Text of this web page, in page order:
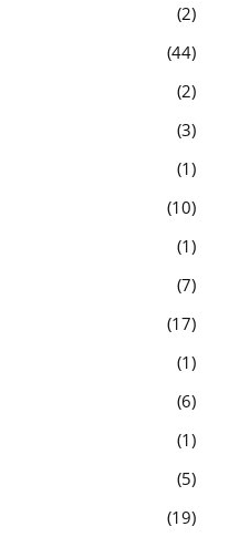
2
44
2
3
1
10
1
7
17
1
6
1
5
19